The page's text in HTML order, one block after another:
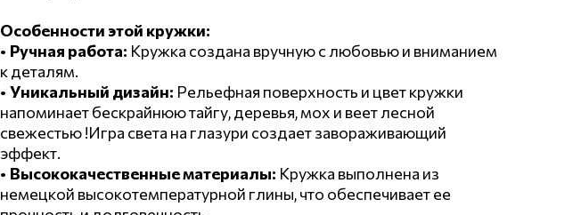
Особенности этой кружки:
• Ручная работа: Кружка создана вручную с любовью и вниманием
к деталям.
• Уникальный дизайн: Рельефная поверхность и цвет кружки
напоминает бескрайнюю тайгу, деревья, мох и веет лесной
свежестью !Игра света на глазури создает завораживающий
эффект.
• Высококачественные материалы: Кружка выполнена из
немецкой высокотемпературной глины, что обеспечивает ее